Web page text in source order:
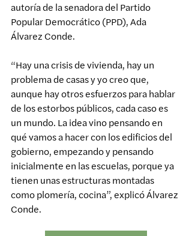
autoría de la senadora del Partido
Popular Democrático (PPD), Ada
Álvarez Conde.
“Hay una crisis de vivienda, hay un
problema de casas y yo creo que,
aunque hay otros esfuerzos para hablar
de los estorbos públicos, cada caso es
un mundo. La idea vino pensando en
qué vamos a hacer con los edificios del
gobierno, empezando y pensando
inicialmente en las escuelas, porque ya
tienen unas estructuras montadas
como plomería, cocina”, explicó Álvarez
Conde.